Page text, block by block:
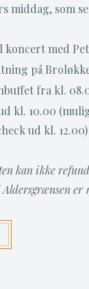
middag, som
koncert med
på
fra kl.
kl. 10.00
ud kl. 12.00)
kan ikke
Aldersgrænsen er